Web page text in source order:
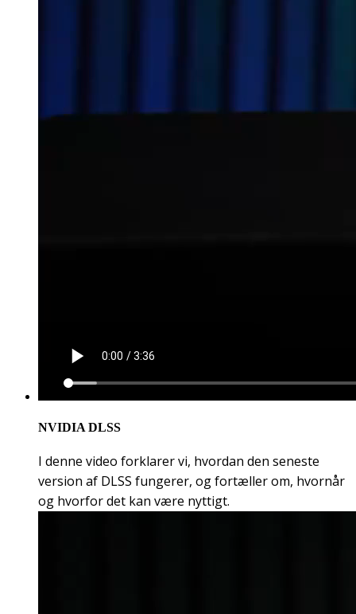
NVIDIA DLSS
I denne video forklarer vi, hvordan den seneste
version af DLSS fungerer, og fortæller om, hvornår
og hvorfor det kan være nyttigt.